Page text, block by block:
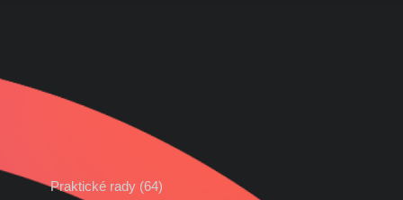
Praktické rady (64)